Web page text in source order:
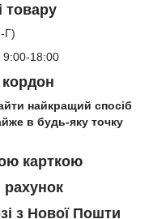
товару
Г)
9:00-18:00
кордон
найкращий спосіб
в будь-яку точку
карткою
з Нової Пошти